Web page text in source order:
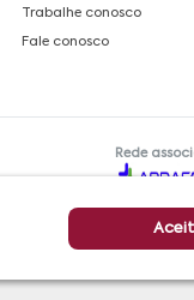
Trabalhe conosco
Fale conosco
Rede